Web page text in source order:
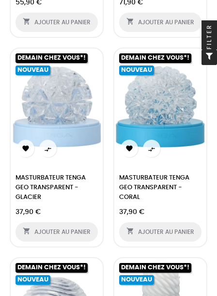
55,90 €
 AJOUTER AU PANIER
71,90 €
 AJOUTER AU PANIER
DEMAIN CHEZ VOUS*!
NOUVEAU
 
MASTURBATEUR TENGA
GEO TRANSPARENT -
GLACIER
37,90 €
 AJOUTER AU PANIER
DEMAIN CHEZ VOUS*!
NOUVEAU
 
MASTURBATEUR TENGA
GEO TRANSPARENT -
CORAL
37,90 €
 AJOUTER AU PANIER
DEMAIN CHEZ VOUS*!
NOUVEAU
DEMAIN CHEZ VOUS*!
NOUVEAU
FILTER